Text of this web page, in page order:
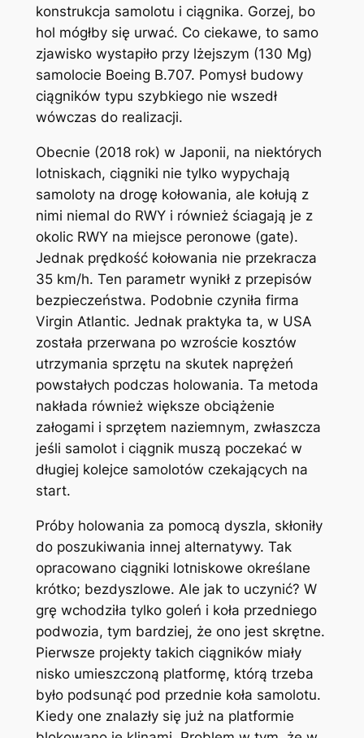
konstrukcja samolotu i ciągnika. Gorzej, bo
hol mógłby się urwać. Co ciekawe, to samo
zjawisko wystapiło przy lżejszym (130 Mg)
samolocie Boeing B.707. Pomysł budowy
ciągników typu szybkiego nie wszedł
wówczas do realizacji.
Obecnie (2018 rok) w Japonii, na niektórych
lotniskach, ciągniki nie tylko wypychają
samoloty na drogę kołowania, ale kołują z
nimi niemal do RWY i również ściagają je z
okolic RWY na miejsce peronowe (gate).
Jednak prędkość kołowania nie przekracza
35 km/h. Ten parametr wynikł z przepisów
bezpieczeństwa. Podobnie czyniła firma
Virgin Atlantic. Jednak praktyka ta, w USA
została przerwana po wzroście kosztów
utrzymania sprzętu na skutek naprężeń
powstałych podczas holowania. Ta metoda
nakłada również większe obciążenie
załogami i sprzętem naziemnym, zwłaszcza
jeśli samolot i ciągnik muszą poczekać w
długiej kolejce samolotów czekających na
start.
Próby holowania za pomocą dyszla, skłoniły
do poszukiwania innej alternatywy. Tak
opracowano ciągniki lotniskowe określane
krótko; bezdyszlowe. Ale jak to uczynić? W
grę wchodziła tylko goleń i koła przedniego
podwozia, tym bardziej, że ono jest skrętne.
Pierwsze projekty takich ciągników miały
nisko umieszczoną platformę, którą trzeba
było podsunąć pod przednie koła samolotu.
Kiedy one znalazły się już na platformie